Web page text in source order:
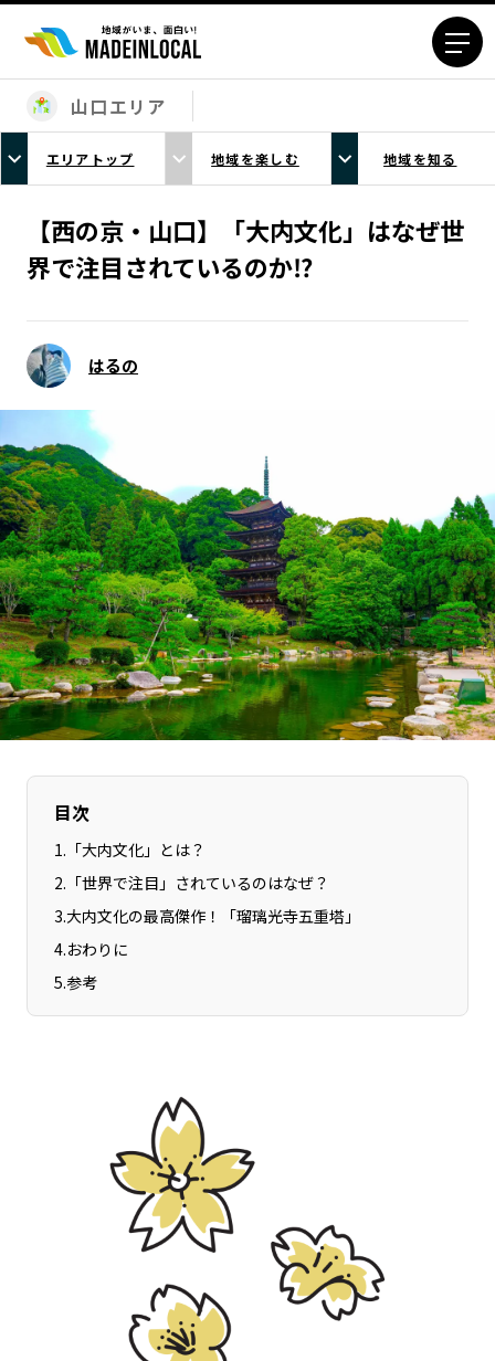
エリアから探す
北海道エリア
青森エリア
岩手エリア
宮城エリア
秋田エリア
山形エリア
福島エリア
茨城エリア
栃木エリア
群馬エリア
埼玉エリア
東京23区エリア
神奈川エリア
富山エリア
石川エリア
福井エリア
山梨エリア
長野エリア
岐阜エリア
静岡エリア
愛知エリア
三重エリア
滋賀エリア
京都エリア
大阪市エリア
北摂エリア
堺・泉州エリア
河内エリア
兵庫エリア
奈良エリア
和歌山エリア
カテゴリから探す
特集コンテンツ
プレスリリース
MILCプロジェクト
選出企業特別対談
SDGsの先駆者
飲食店
山口エリア
エリアトップ 地域を楽しむ 地域を知る
【西の京・山口】「大内文化」はなぜ世
界で注目されているのか⁉
はるの
目次
1. 「大内文化」とは？
2. 「世界で注目」されているのはなぜ？
3.大内文化の最高傑作！「瑠璃光寺五重塔」
4.おわりに
5.参考